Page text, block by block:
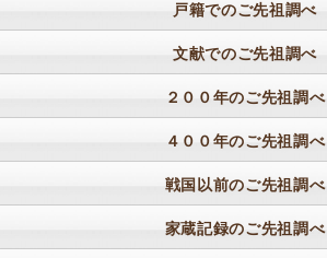
戸籍でのご先祖調べ
文献でのご先祖調べ
２００年のご先祖調べ
４００年のご先祖調べ
戦国以前のご先祖調べ
家蔵記録のご先祖調べ